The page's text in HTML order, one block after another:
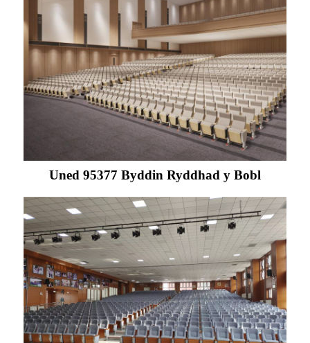
Uned 95377 Byddin Ryddhad y Bobl